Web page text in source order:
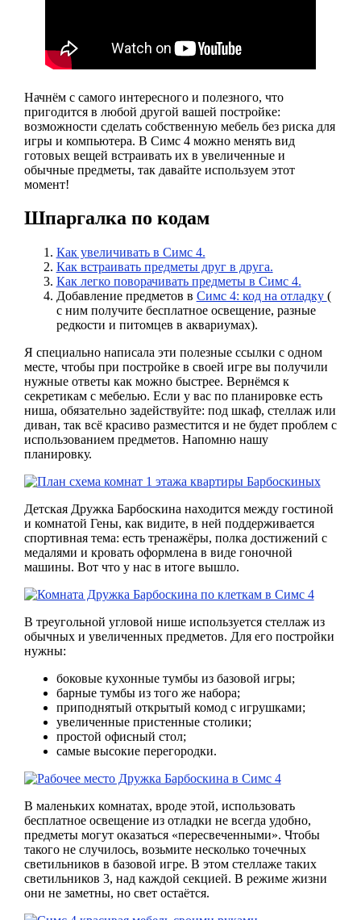
Начнём с самого интересного и полезного, что
пригодится в любой другой вашей постройке:
возможности сделать собственную мебель без риска для
игры и компьютера. В Симс 4 можно менять вид
готовых вещей встраивать их в увеличенные и
обычные предметы, так давайте используем этот
момент!
Шпаргалка по кодам
Как увеличивать в Симс 4.
Как встраивать предметы друг в друга.
Как легко поворачивать предметы в Симс 4.
Добавление предметов в Симс 4: код на отладку (
с ним получите бесплатное освещение, разные
редкости и питомцев в аквариумах).
Я специально написала эти полезные ссылки с одном
месте, чтобы при постройке в своей игре вы получили
нужные ответы как можно быстрее. Вернёмся к
секретикам с мебелью. Если у вас по планировке есть
ниша, обязательно задействуйте: под шкаф, стеллаж или
диван, так всё красиво разместится и не будет проблем с
использованием предметов. Напомню нашу
планировку.
Детская Дружка Барбоскина находится между гостиной
и комнатой Гены, как видите, в ней поддерживается
спортивная тема: есть тренажёры, полка достижений с
медалями и кровать оформлена в виде гоночной
машины. Вот что у нас в итоге вышло.
В треугольной угловой нише используется стеллаж из
обычных и увеличенных предметов. Для его постройки
нужны:
боковые кухонные тумбы из базовой игры;
барные тумбы из того же набора;
приподнятый открытый комод с игрушками;
увеличенные пристенные столики;
простой офисный стол;
самые высокие перегородки.
В маленьких комнатах, вроде этой, использовать
бесплатное освещение из отладки не всегда удобно,
предметы могут оказаться «пересвеченными». Чтобы
такого не случилось, возьмите несколько точечных
светильников в базовой игре. В этом стеллаже таких
светильников 3, над каждой секцией. В режиме жизни
они не заметны, но свет остаётся.